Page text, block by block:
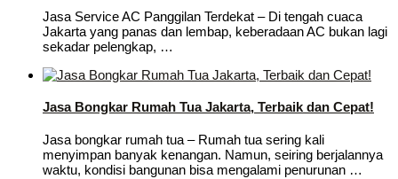
Jasa Service AC Panggilan Terdekat – Di tengah cuaca
Jakarta yang panas dan lembap, keberadaan AC bukan lagi
sekadar pelengkap, …
Jasa Bongkar Rumah Tua Jakarta, Terbaik dan Cepat!
Jasa bongkar rumah tua – Rumah tua sering kali
menyimpan banyak kenangan. Namun, seiring berjalannya
waktu, kondisi bangunan bisa mengalami penurunan …